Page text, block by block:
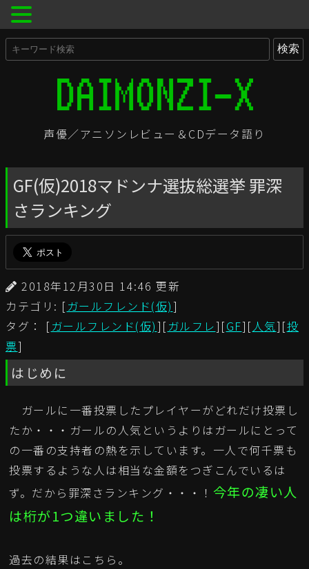
声優／アニソンレビュー＆CDデータ語り
GF(仮)2018マドンナ選抜総選挙 罪深
さランキング
2018年12月30日 14:46 更新
カテゴリ: [ガールフレンド(仮)]
タグ： [ガールフレンド(仮)][ガルフレ][GF][人気][投
票]
はじめに
ガールに一番投票したプレイヤーがどれだけ投票し
たか・・・ガールの人気というよりはガールにとって
の一番の支持者の熱を示しています。一人で何千票も
投票するような人は相当な金額をつぎこんでいるは
ず。だから罪深さランキング・・・！ 今年の凄い人
は桁が1つ違いました！
過去の結果はこちら。